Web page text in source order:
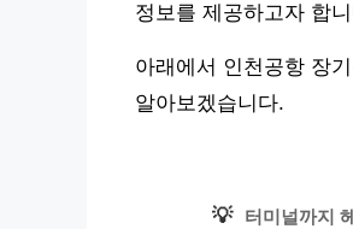
정보를 제공하고자 합
아래에서 인천공항 장
알아보겠습니다.
💡 터미널까지